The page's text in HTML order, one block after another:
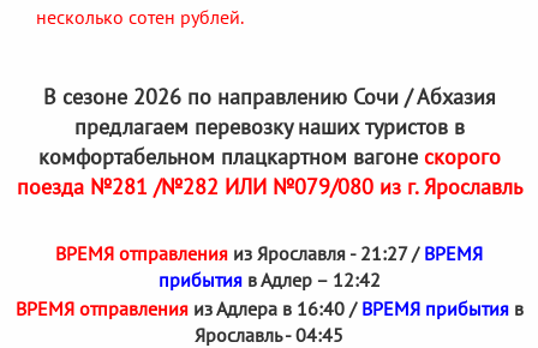
несколько сотен рублей.
В сезоне 2026 по направлению Сочи / Абхазия
предлагаем перевозку наших туристов в
комфортабельном плацкартном вагоне скорого
поезда №281 /№282 ИЛИ №079/080 из г. Ярославль
ВРЕМЯ отправления из Ярославля - 21:27 / ВРЕМЯ
прибытияв Адлер – 12:42
ВРЕМЯ отправленияиз Адлера в 16:40 / ВРЕМЯ прибытияв
Ярославль - 04:45